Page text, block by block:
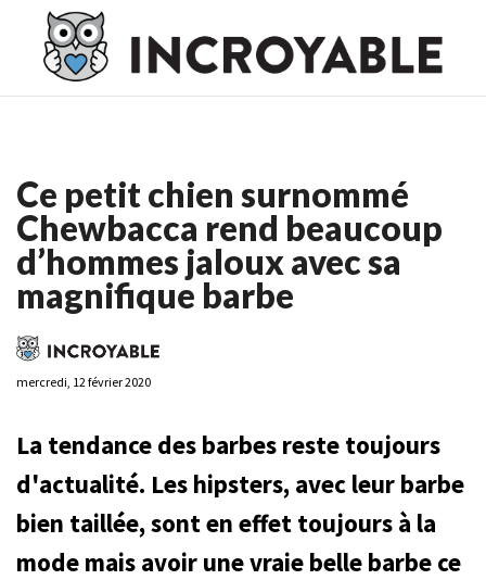
Casino En Ligne France
Casino En Ligne France
Ligne
Ce petit chien surnommé
Chewbacca rend beaucoup
d’hommes jaloux avec sa
magnifique barbe
mercredi, 12 février 2020
La tendance des barbes reste toujours
d'actualité. Les hipsters, avec leur barbe
bien taillée, sont en effet toujours à la
mode mais avoir une vraie belle barbe ce